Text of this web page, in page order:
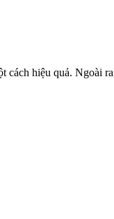
hiệu quả. Ngoài